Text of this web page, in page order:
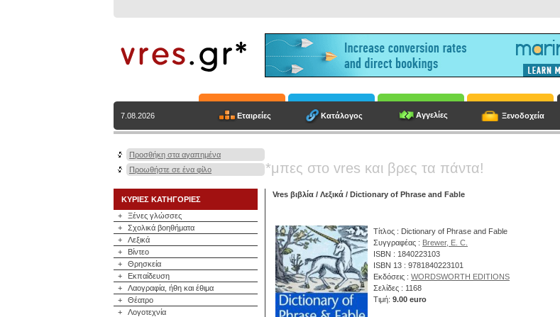
7.08.2026 Εταιρείες Κατάλογος Αγγελίες Ξενοδοχεία
Προσθήκη στα αγαπημένα
Προωθήστε σε ένα φίλο
*μπες στο vres και βρες τα πάντα!
ΚΥΡΙΕΣ ΚΑΤΗΓΟΡΙΕΣ
+
Ξένες γλώσσες
+
Σχολικά βοηθήματα
+
Λεξικά
+
Βίντεο
+
Θρησκεία
+
Εκπαίδευση
+
Λαογραφία, ήθη και έθιμα
+
Θέατρο
+
Λογοτεχνία
Vres βιβλία / Λεξικά / Dictionary of Phrase and Fable
Τίτλος : Dictionary of Phrase and Fable
Συγγραφέας : Brewer, E. C.
ISBN : 1840223103
ISBN 13 : 9781840223101
Εκδόσεις : WORDSWORTH EDITIONS
Σελίδες : 1168
Τιμή: 9.00 euro